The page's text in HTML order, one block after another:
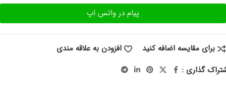
پیام در واتس اپ
برای مقایسه اضافه کنید
افزودن به علاقه مندی
گذاری :